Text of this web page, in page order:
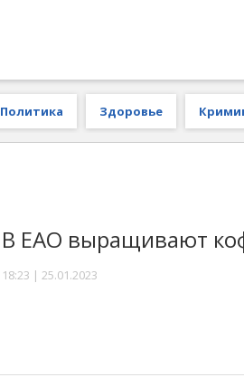
Политика Здоровье
В ЕАО выращивают
18:23 | 25.01.2023